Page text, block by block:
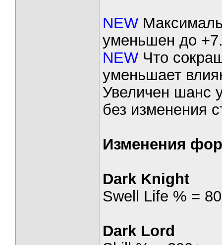
NEW
уменьшен до
NEW Что
уменьшает
Увеличен шанс
без изменения
Изменения
Dark Knight
Swell Life % =
Dark Lord